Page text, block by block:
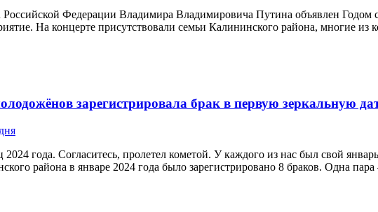
Федерации Владимира Владимировича Путина объявлен Годом
На концерте присутствовали семьи Калининского района, многие
зарегистрировала брак в первую зеркальную
2024 года. Согласитесь, пролетел кометой. У каждого из нас был свой
района в январе 2024 года было зарегистрировано 8 браков. Одна